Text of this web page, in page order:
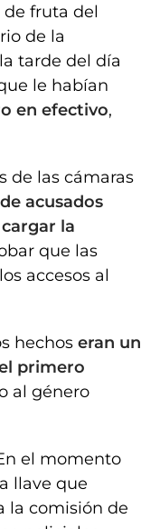
de fruta del
de la
tarde del día
le habían
en efectivo,
de las cámaras
acusados
la
que las
accesos al
hechos eran un
primero
al género
el momento
llave que
la comisión de